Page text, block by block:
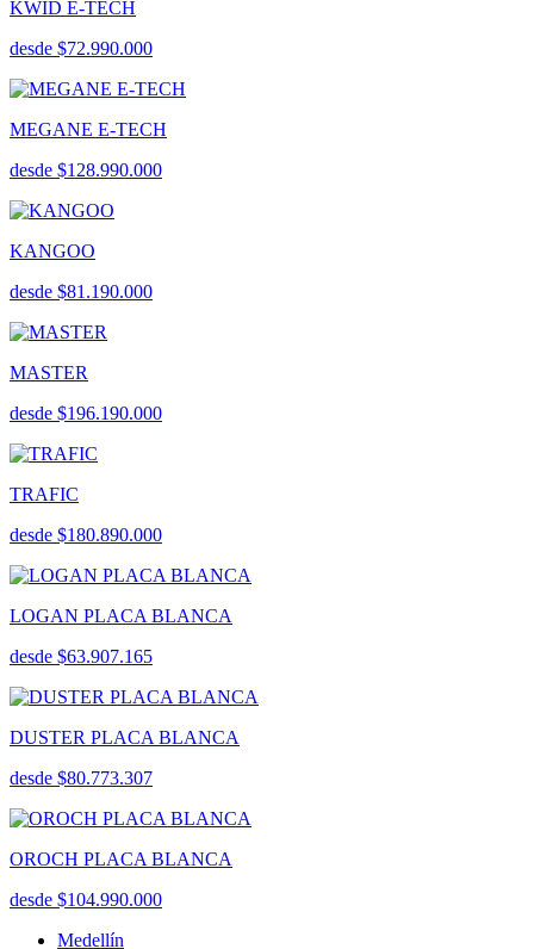
KWID E-TECH
desde $72.990.000
MEGANE E-TECH
desde $128.990.000
KANGOO
desde $81.190.000
MASTER
desde $196.190.000
TRAFIC
desde $180.890.000
LOGAN PLACA BLANCA
desde $63.907.165
DUSTER PLACA BLANCA
desde $80.773.307
OROCH PLACA BLANCA
desde $104.990.000
Medellín